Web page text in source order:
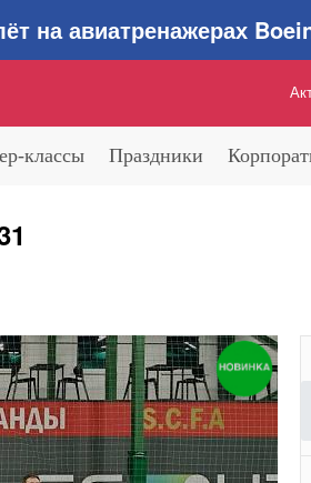
на авиатренажерах
классы Праздники